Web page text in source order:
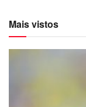
Mais vistos